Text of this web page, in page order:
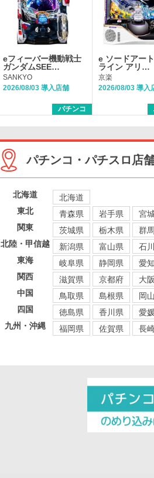
eフィーバー機動戦士
ガンダムSEE…
SANKYO
2026/08/03 導入店舗
パチンコ
e ソードアー
ライン アリ…
京楽
2026/08/03 導入
パチンコ・パチスロ店
北海道
北海道
東北
青森県 岩手県 宮
関東
茨城県 栃木県 群
北陸・甲信越
新潟県 富山県 石
東海
岐阜県 静岡県 愛
関西
滋賀県 京都府 大
中国
鳥取県 島根県 岡
四国
徳島県 香川県 愛
九州・沖縄
福岡県 佐賀県 長